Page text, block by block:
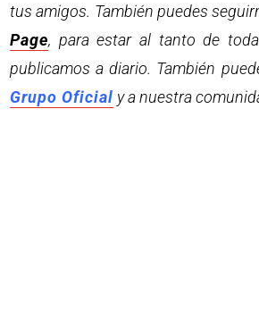
tus amigos. También puedes
Page, para estar al tanto de
publicamos a diario. También
Grupo Oficial y a nuestra